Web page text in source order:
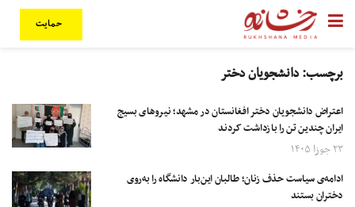
حمایت
برچسب:دانشجویان دختر
اعتراض دانشجویان دختر افغانستان در مشهد؛ نیروهای بسیج
ایران چندین تن را بازداشت کردند
۲۳ جوزا ۱۴۰۵
ادامه‌ی سیاست حذف زنان؛ طالبان این‌بار دانشگاه را به‌روی
دختران بستند